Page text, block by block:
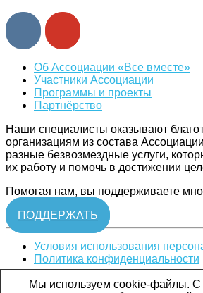
Об Ассоциации «Все вместе»
Участники Ассоциации
Программы и проекты
Партнёрство
Наши специалисты оказывают
организациям из состава
разные безвозмездные услуги,
их работу и помочь в достижении
Помогая нам, вы поддерживаете
ПОДДЕРЖАТЬ
Условия использования
Политика конфиденциальности
Ассоциация «Все вместе». Все
Мы используем cookie-файлы.